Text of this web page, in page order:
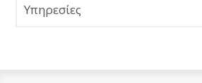
Υπηρεσίες